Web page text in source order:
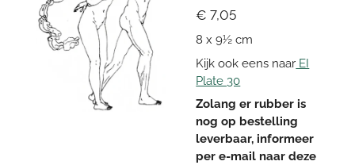
€ 7,05
8 x 9½ cm
Kijk ook eens naar EI
Plate 30
Zolang er rubber is
nog op bestelling
leverbaar, informeer
per e-mail naar deze